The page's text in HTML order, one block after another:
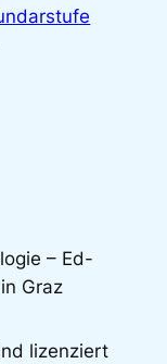
– Ed-
Graz
lizenziert